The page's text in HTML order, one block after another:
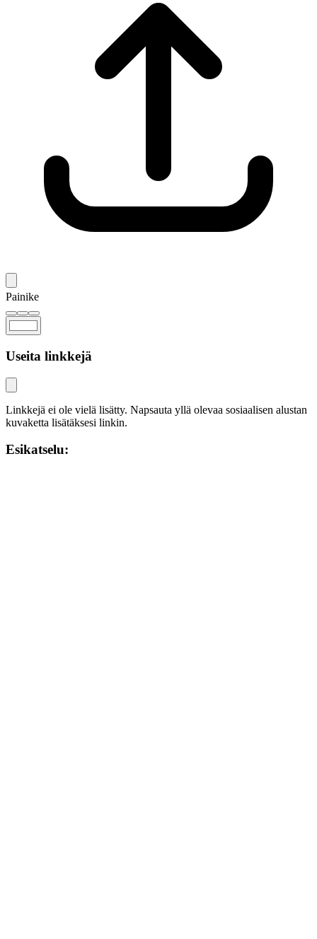
Painike
Useita linkkejä
Linkkejä ei ole vielä lisätty. Napsauta yllä olevaa sosiaalisen alustan
kuvaketta lisätäksesi linkin.
Esikatselu: